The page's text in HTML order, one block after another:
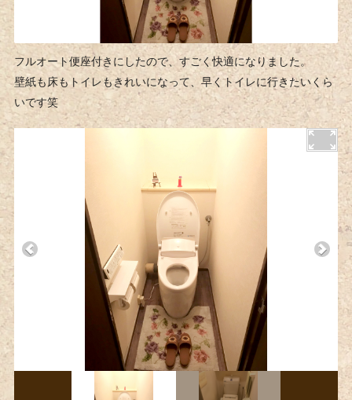
フルオート便座付きにしたので、すごく快適になりました。
壁紙も床もトイレもきれいになって、早くトイレに行きたいくら
いです笑